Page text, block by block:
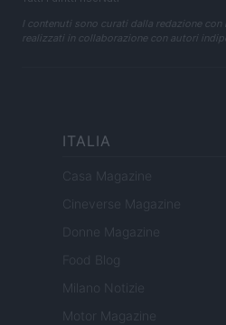
I contenuti sono curati dalla redazione
realizzati in collaborazione con autori
ITALIA
Casa Magazine
Cineverse Magazine
Donne Magazine
Food Blog
Milano Notizie
Motor Magazine